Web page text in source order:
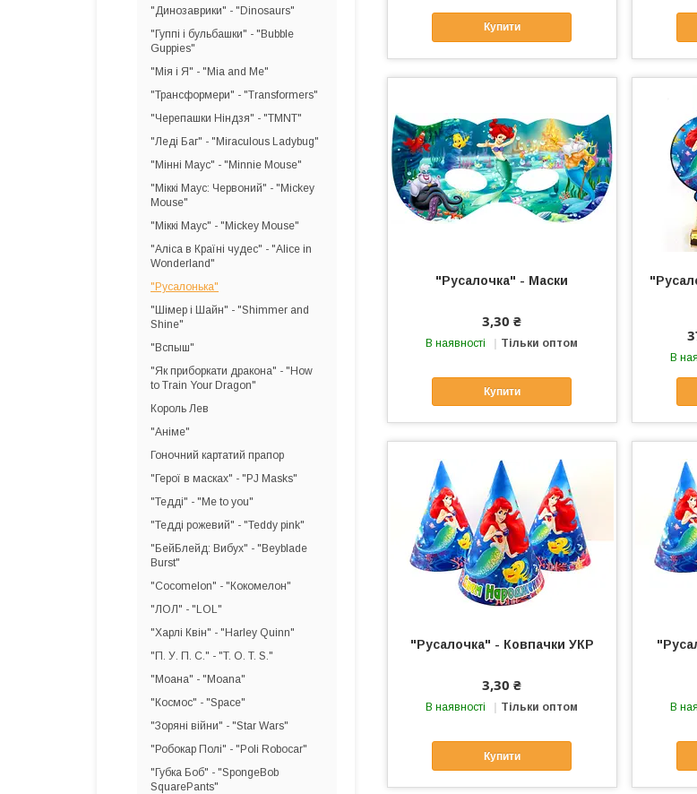
Купити
"Русалочка" - Маски
3,30 ₴
В наявності Тільки оптом
Купити
В
"Русалочка" - Ковпачки УКР
3,30 ₴
В наявності Тільки оптом
Купити
В
"Динозаврики" - "Dinosaurs"
"Гуппі і бульбашки" - "Bubble
Guppies"
"Мія і Я" - "Mia and Me"
"Трансформери" - "Transformers"
"Черепашки Ніндзя" - "TMNT"
"Леді Баг" - "Miraculous Ladybug"
"Мінні Маус" - "Minnie Mouse"
"Міккі Маус: Червоний" - "Mickey
Mouse"
"Міккі Маус" - "Mickey Mouse"
"Аліса в Країні чудес" - "Alice in
Wonderland"
"Русалонька"
"Шімер і Шайн" - "Shimmer and
Shine"
"Вспыш"
"Як приборкати дракона" - "How
to Train Your Dragon"
Король Лев
"Аніме"
Гоночний картатий прапор
"Герої в масках" - "PJ Masks"
"Тедді" - "Me to you"
"Тедді рожевий" - "Teddy pink"
"БейБлейд: Вибух" - "Beyblade
Burst"
"Cocomelon" - "Кокомелон"
"ЛОЛ" - "LOL"
"Харлі Квін" - "Harley Quinn"
"П. У. П. С." - "T. O. T. S."
"Моана" - "Moana"
"Космос" - "Space"
"Зоряні війни" - "Star Wars"
"Робокар Полі" - "Poli Robocar"
"Губка Боб" - "SpongeBob
SquarePants"